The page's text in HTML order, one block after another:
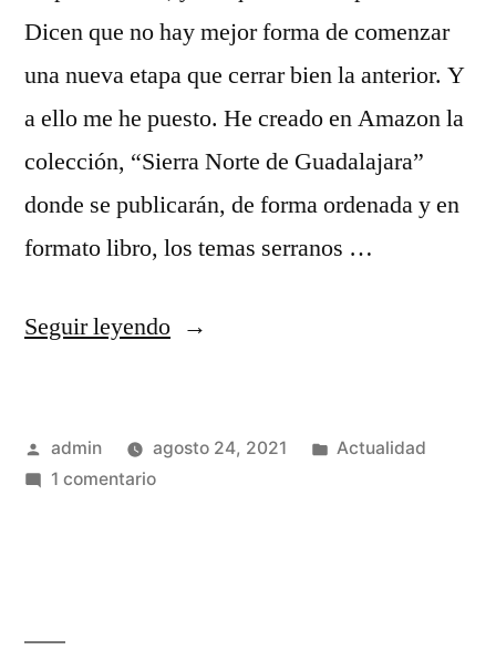
Dicen que no hay mejor forma de comenzar
una nueva etapa que cerrar bien la anterior. Y
a ello me he puesto. He creado en Amazon la
colección, “Sierra Norte de Guadalajara”
donde se publicarán, de forma ordenada y en
formato libro, los temas serranos …
Seguir leyendo«Silencio
Publicado
por
admin agosto 24, 2021
Publicado
Actualidad
1 comentarioen